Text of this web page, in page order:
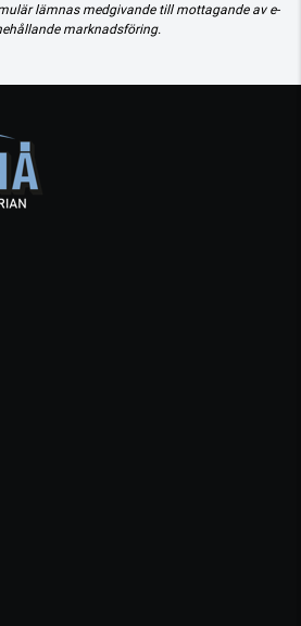
lämnas medgivande till mottagande av e-
marknadsföring.